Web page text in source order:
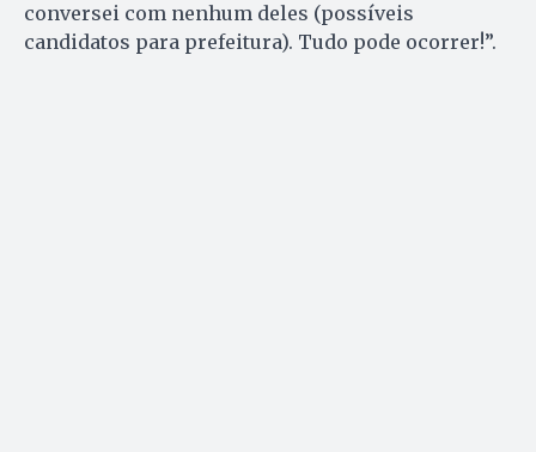
conversei com nenhum deles (possíveis
candidatos para prefeitura). Tudo pode ocorrer!”.